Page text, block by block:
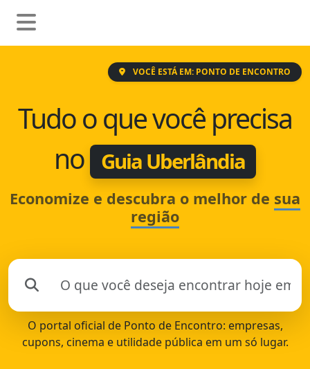
VOCÊ ESTÁ EM: PONTO DE ENCONTRO
Tudo o que você precisa
no
Guia Uberlândia
Economize e descubra o melhor de sua
região
O portal oficial de Ponto de Encontro: empresas,
cupons, cinema e utilidade pública em um só lugar.